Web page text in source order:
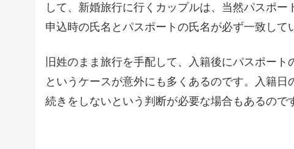
して、新婚旅行に行くカップルは、当然パスポ
申込時の氏名とパスポートの氏名が必ず一致して
旧姓のまま旅行を手配して、入籍後にパスポー
というケースが意外にも多くあるのです。入籍
続きをしないという判断が必要な場合もあるので